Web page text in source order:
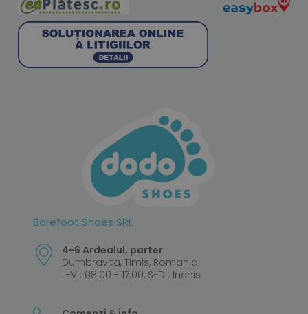
Barefoot Shoes SRL
4-6 Ardealul, parter
Dumbravita, Timis, Romania
L-V : 08:00 - 17:00, S-D : Inchis